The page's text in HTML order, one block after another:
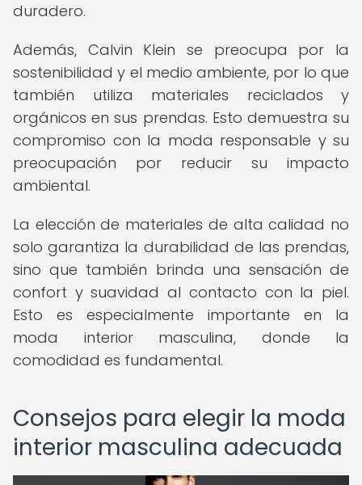
duradero.
Además, Calvin Klein se preocupa por la
sostenibilidad y el medio ambiente, por lo que
también utiliza materiales reciclados y
orgánicos en sus prendas. Esto demuestra su
compromiso con la moda responsable y su
preocupación por reducir su impacto
ambiental.
La elección de materiales de alta calidad no
solo garantiza la durabilidad de las prendas,
sino que también brinda una sensación de
confort y suavidad al contacto con la piel.
Esto es especialmente importante en la
moda interior masculina, donde la
comodidad es fundamental.
Consejos para elegir la moda
interior masculina adecuada